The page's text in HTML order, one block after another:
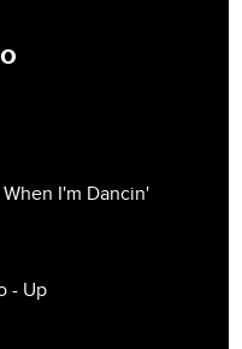
I'm Dancin'
- Up